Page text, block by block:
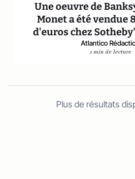
Une oeuvre de
Monet a été vendue
d'euros chez
Atlantico
1 min de lecture
Plus de résultats